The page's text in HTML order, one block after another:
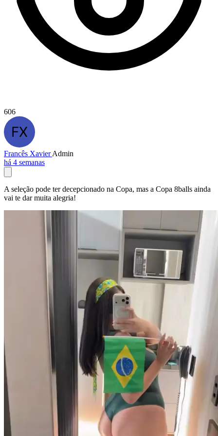
606
Francês XavierAdmin
há 4 semanas
A seleção pode ter decepcionado na Copa, mas a Copa 8balls ainda
vai te dar muita alegria!